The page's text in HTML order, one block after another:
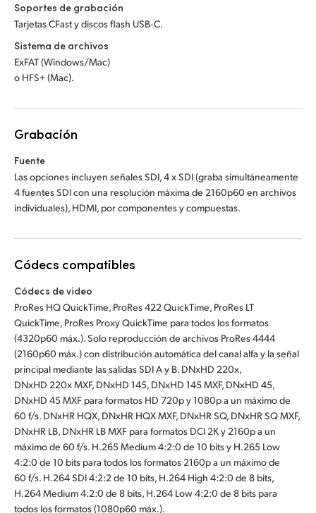
Soportes de grabación
Tarjetas CFast y discos flash USB‑C.
Sistema de archivos
ExFAT (Windows/Mac)
o HFS+ (Mac).
Grabación
Fuente
Las opciones incluyen señales SDI, 4 x SDI (graba simultáneamente
4 fuentes SDI con una resolución máxima de 2160p60 en archivos
individuales), HDMI, por componentes y compuestas.
Códecs compatibles
Códecs de video
ProRes HQ QuickTime, ProRes 422 QuickTime, ProRes LT
QuickTime, ProRes Proxy QuickTime para todos los formatos
(4320p60 máx.). Solo reproducción de archivos ProRes 4444
(2160p60 máx.) con distribución automática del canal alfa y la señal
principal mediante las salidas SDI A y B. DNxHD 220x,
DNxHD 220x MXF, DNxHD 145, DNxHD 145 MXF, DNxHD 45,
DNxHD 45 MXF para formatos HD 720p y 1080p a un máximo de
60 f/s. DNxHR HQX, DNxHR HQX MXF, DNxHR SQ, DNxHR SQ MXF,
DNxHR LB, DNxHR LB MXF para formatos DCI 2K y 2160p a un
máximo de 60 f/s. H.265 Medium 4:2:0 de 10 bits y H.265 Low
4:2:0 de 10 bits para todos los formatos 2160p a un máximo de
60 f/s. H.264 SDI 4:2:2 de 10 bits, H.264 High 4:2:0 de 8 bits,
H.264 Medium 4:2:0 de 8 bits, H.264 Low 4:2:0 de 8 bits para
todos los formatos (1080p60 máx.).